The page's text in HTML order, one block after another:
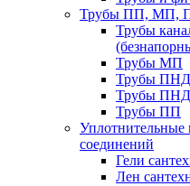
Трубы ПП, МП,
Трубы
Трубы МП
Трубы ПНД
Трубы
Трубы ПП
Уплотнительные
соединений
Гели
Лен